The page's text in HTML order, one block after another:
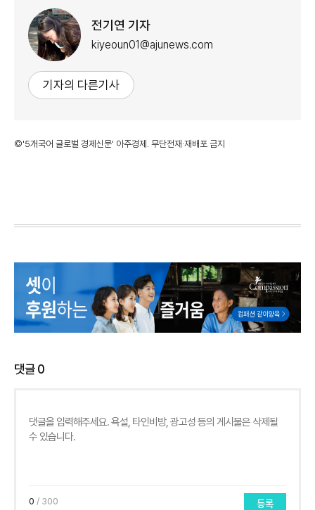
전기연 기자
kiyeoun01@ajunews.com
기자의 다른기사
©'5개국어 글로벌 경제신문' 아주경제. 무단전재·재배포 금지
댓글0
0 / 300 등록